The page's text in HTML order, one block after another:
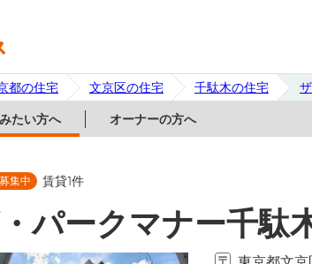
都の住宅 文京区の住宅 千駄木の住宅
たい方へ オーナーの方へ
募集中 賃貸1件
パークマナー千駄